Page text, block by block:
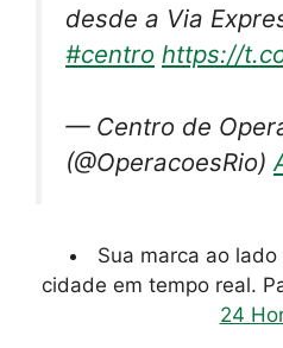
desde a Via
#centro https://
— Centro de
(@OperacoesRio)
Sua marca ao
cidade em tempo real.
24